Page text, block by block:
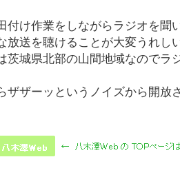
付け作業をしながらラジオを聞
放送を聴けることが大変うれし
茨城県北部の山間地域なのでラ
ザザーッというノイズから開放